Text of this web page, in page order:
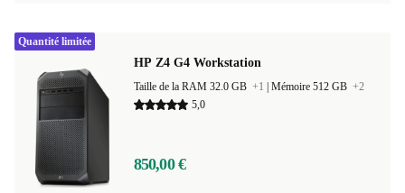
HP Z4 G4 Workstation
Taille de la RAM 32.0 GB +1 Mémoire 512 GB +2
5,0
850,00 €
Quantité limitée